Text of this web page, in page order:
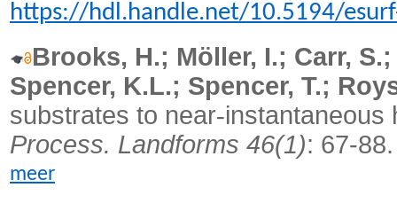
https://hdl.handle.net/10.5194/
Brooks, H.; Möller, I.; Carr,
Spencer, K.L.; Spencer, T.;
substrates to near‐
Process. Landforms 46(1): 67-
meer